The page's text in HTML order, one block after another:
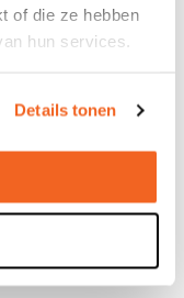
of die ze hebben
hun services.
Details tonen